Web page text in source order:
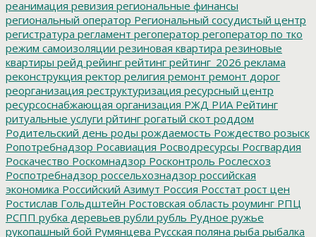
реанимация ревизия региональные финансы
региональный оператор Региональный сосудистый центр
регистратура регламент регоператор регоператор по тко
режим самоизоляции резиновая квартира резиновые
квартиры рейд рейинг рейтинг рейтинг_2026 реклама
реконструкция ректор религия ремонт ремонт дорог
реорганизация реструктуризация ресурсный центр
ресурсоснабжающая организация РЖД РИА Рейтинг
ритуальные услуги рйтинг рогатый скот роддом
Родительский день роды рождаемость Рождество розыск
Ропотребнадзор Росавиация Росводресурсы Росгвардия
Роскачество Роскомнадзор Росконтроль Рослесхоз
Роспотребнадзор россельхознадзор российская
экономика Российский Азимут Россия Росстат рост цен
Ростислав Гольдштейн Ростовская область роуминг РПЦ
РСПП рубка деревьев рубли рубль Рудное ружье
рукопашный бой Румянцева Русская поляна рыба рыбалка